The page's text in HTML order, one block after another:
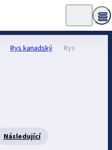
Rys kanadský
Rys
Následující